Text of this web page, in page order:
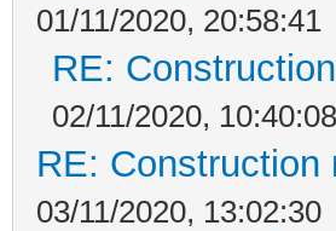
01/11/2020, 20:58:41
RE:
02/11/2020, 10:40:08
RE:
03/11/2020, 13:02:30